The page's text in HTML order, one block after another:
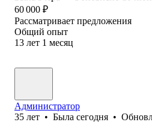
60 000 ₽
Рассматривает предложения
Общий опыт
13 лет 1 месяц
Администратор
35 лет • Была сегодня •